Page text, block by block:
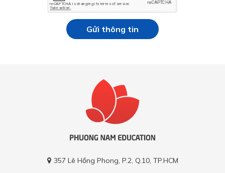
Gửi thông tin
357 Lê Hồng Phong, P.2, Q.10, TP.HCM